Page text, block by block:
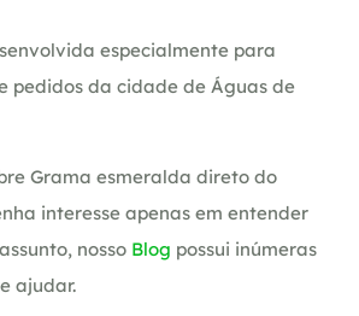
especialmente para
pedidos da cidade de Águas de
Grama esmeralda direto do
interesse apenas em entender
nosso Blog possui inúmeras
ajudar.